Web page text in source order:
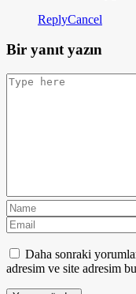
ReplyCancel
Bir yanıt yazın
Daha sonraki
adresim ve site adresim